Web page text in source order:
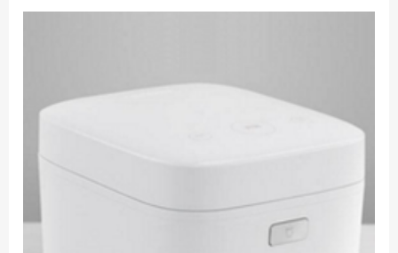
约定时、多种功能"三大特点，时尚、便捷，是现代生活流行的